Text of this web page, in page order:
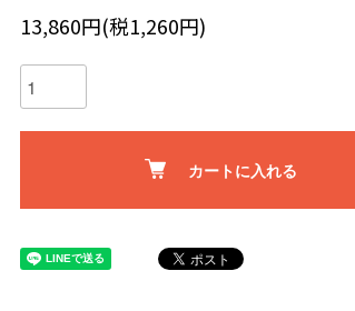
13,860円(税1,260円)
カートに入れる